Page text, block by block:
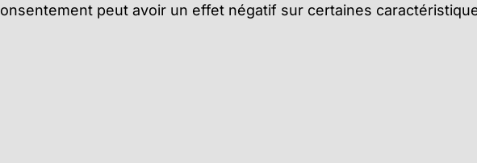
peut avoir un effet négatif sur certaines